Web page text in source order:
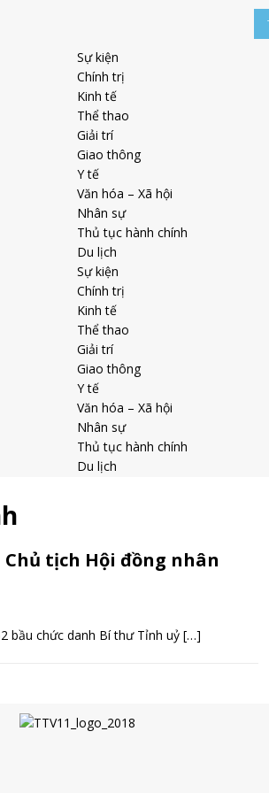
Sự kiện
Chính trị
Kinh tế
Thể thao
Giải trí
Giao thông
Y tế
Văn hóa – Xã hội
Nhân sự
Thủ tục hành chính
Du lịch
Sự kiện
Chính trị
Kinh tế
Thể thao
Giải trí
Giao thông
Y tế
Văn hóa – Xã hội
Nhân sự
Thủ tục hành chính
Du lịch
Chủ tịch Hội đồng nhân
bầu chức danh Bí thư Tỉnh uỷ […]